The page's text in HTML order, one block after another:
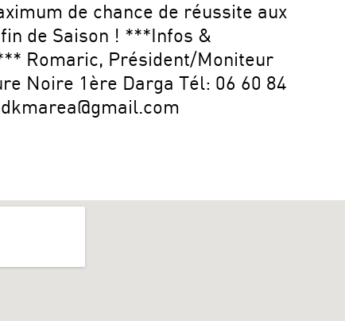
de chance de réussite aux
de Saison ! ***Infos &
Romaric, Président/Moniteur
Noire 1ère Darga Tél: 06 60 84